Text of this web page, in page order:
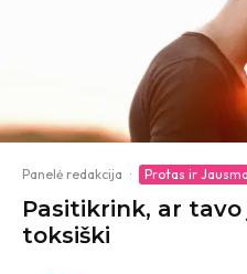
Panelė redakcija · Protas ir
Pasitikrink, ar tavo
toksiški